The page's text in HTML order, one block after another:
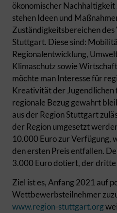
ökonomischer
stehen Ideen und
Zuständigkeitsbereichen des
Stuttgart. Diese sind:
Regionalentwicklung,
Klimaschutz sowie
möchte man Interesse für
Kreativität der
regionale Bezug gewahrt
aus der Region Stuttgart
der Region umgesetzt
10.000 Euro zur Verfügung,
den ersten Preis entfallen.
3.000 Euro dotiert, der dritte
Ziel ist es, Anfang 2021 auf
Wettbewerbsteilnehmer
www.region-stuttgart.org